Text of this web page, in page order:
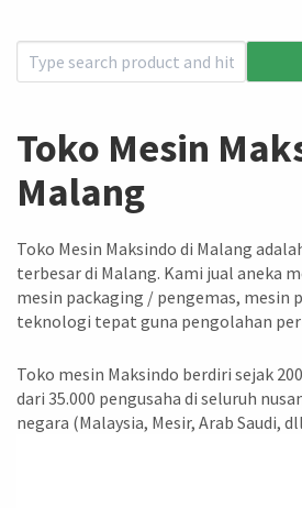
Toko Mesin
Malang
Toko Mesin Maksindo di Malang
terbesar di Malang. Kami jual aneka
mesin packaging / pengemas, mesin
teknologi tepat guna pengolahan
Toko mesin Maksindo berdiri sejak
dari 35.000 pengusaha di seluruh
negara (Malaysia, Mesir, Arab Saudi,